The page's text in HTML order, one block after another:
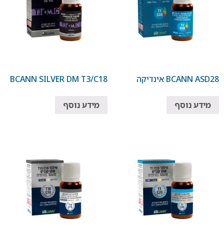
BCANN ASD28 אינדיקה
מידע נוסף
BCANN SILVER DM T3/C18
מידע נוסף